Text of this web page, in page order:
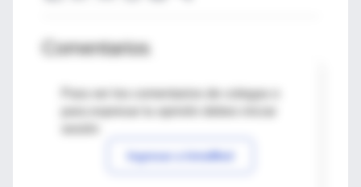
Comentarios
Para ver los comentarios de colegas o
Ingresar a IntraMed